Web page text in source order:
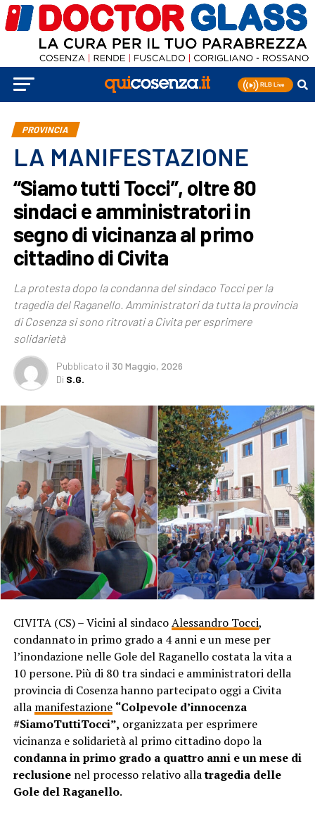
PROVINCIA
LA MANIFESTAZIONE
“Siamo tutti Tocci”, oltre 80
sindaci e amministratori in
segno di vicinanza al primo
cittadino di Civita
La protesta dopo la condanna del sindaco Tocci per la
tragedia del Raganello. Amministratori da tutta la provincia
di Cosenza si sono ritrovati a Civita per esprimere
solidarietà
Pubblicato il 30 Maggio, 2026
Di S.G.
CIVITA (CS) – Vicini al sindacoAlessandro Tocci,
condannato in primo grado a 4 anni e un mese per
l’inondazione nelle Gole del Raganello costata la vita a
10 persone. Più di 80 tra sindaci e amministratori della
provincia di Cosenza hanno partecipato oggi a Civita
alla manifestazione “Colpevole d’innocenza
#SiamoTuttiTocci”, organizzata per esprimere
vicinanza e solidarietà al primo cittadino dopo la
condanna in primo grado a quattro anni e un mese di
reclusionenel processo relativo allatragedia delle
Gole del Raganello.